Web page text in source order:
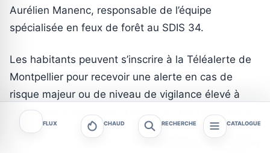
Aurélien Manenc, responsable de l’équipe
spécialisée en feux de forêt au SDIS 34.
Les habitants peuvent s’inscrire à la Téléalerte de
Montpellier pour recevoir une alerte en cas de
risque majeur ou de niveau de vigilance élevé à
très élevé, susceptible d’entraîner des restrictions.
FLUX CHAUD RECHERCHE CATALOGUE